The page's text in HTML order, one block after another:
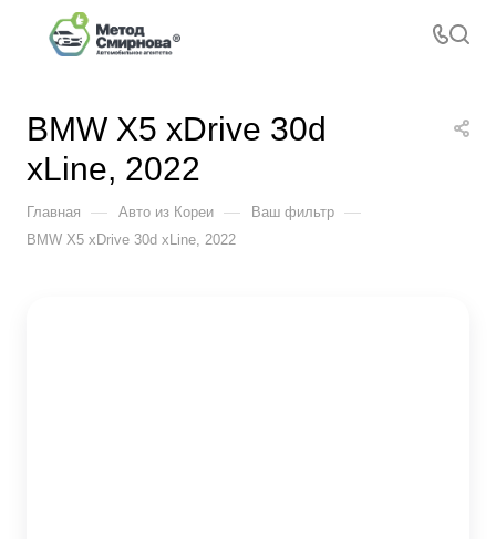
BMW X5 xDrive 30d
xLine, 2022
Главная — Авто из Кореи — Ваш фильтр —
BMW X5 xDrive 30d xLine, 2022